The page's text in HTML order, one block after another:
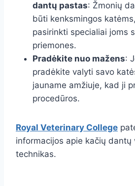
dantų pastas: Žmonių
būti kenksmingos
pasirinkti specialiai joms
priemones.
Pradėkite nuo mažens:
pradėkite valyti savo
jauname amžiuje, kad ji
procedūros.
Royal Veterinary College
informacijos apie kačių dantų
technikas.